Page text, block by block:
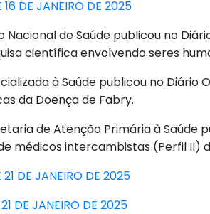
DE JANEIRO DE 2025
de Saúde publicou no
científica envolvendo seres
à Saúde publicou no Diário
da Doença de Fabry.
de Atenção Primária à Saúde
médicos intercambistas (Perfil II)
DE JANEIRO DE 2025
DE JANEIRO DE 2025